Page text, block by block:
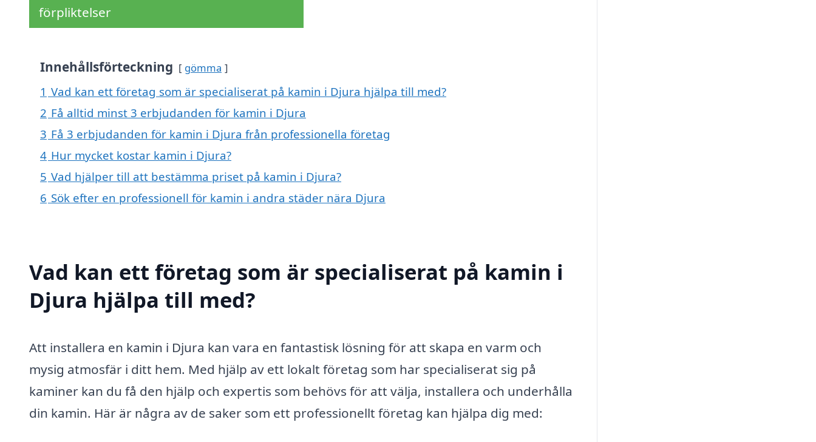
förpliktelser
Innehållsförteckning gömma
1 Vad kan ett företag som är specialiserat på kamin i Djura hjälpa till med?
2 Få alltid minst 3 erbjudanden för kamin i Djura
3 Få 3 erbjudanden för kamin i Djura från professionella företag
4 Hur mycket kostar kamin i Djura?
5 Vad hjälper till att bestämma priset på kamin i Djura?
6 Sök efter en professionell för kamin i andra städer nära Djura
Vad kan ett företag som är specialiserat på kamin i
Djura hjälpa till med?
Att installera en kamin i Djura kan vara en fantastisk lösning för att skapa en varm och
mysig atmosfär i ditt hem. Med hjälp av ett lokalt företag som har specialiserat sig på
kaminer kan du få den hjälp och expertis som behövs för att välja, installera och underhålla
din kamin. Här är några av de saker som ett professionellt företag kan hjälpa dig med: